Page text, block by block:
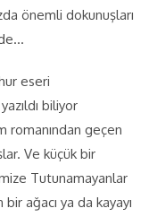
önemli dokunuşları
eseri
biliyor
romanından geçen
Ve küçük bir
Tutunamayanlar
ağacı ya da kayayı